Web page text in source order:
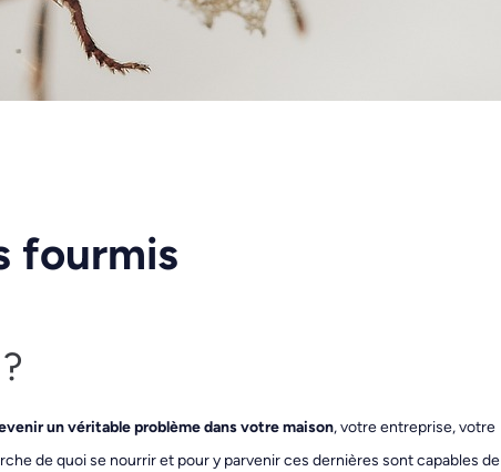
fourmis
un véritable problème dans votre maison, votre entreprise, votre
de quoi se nourrir et pour y parvenir ces dernières sont capables de